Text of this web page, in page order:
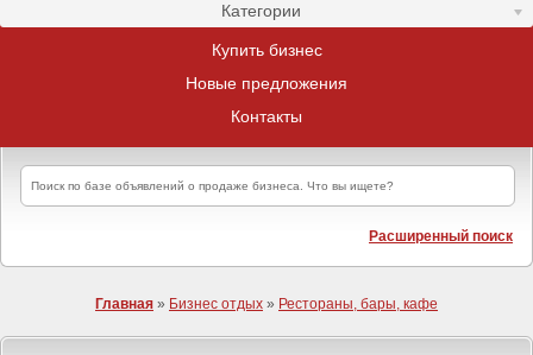
Категории
Купить бизнес
Новые предложения
Контакты
Расширенный поиск
Главная » Бизнес отдых » Рестораны, бары, кафе